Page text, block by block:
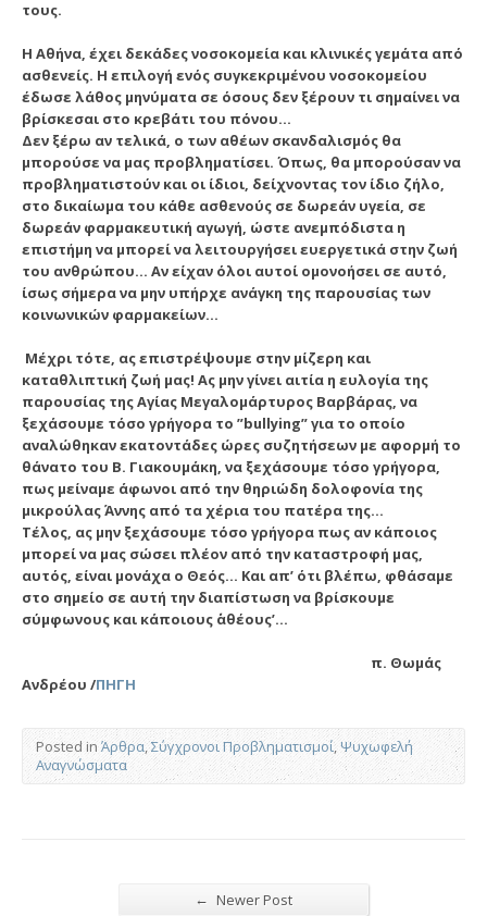
τους.
Η Αθήνα, έχει δεκάδες νοσοκομεία και κλινικές γεμάτα από
ασθενείς. Η επιλογή ενός συγκεκριμένου νοσοκομείου
έδωσε λάθος μηνύματα σε όσους δεν ξέρουν τι σημαίνει να
βρίσκεσαι στο κρεβάτι του πόνου…
Δεν ξέρω αν τελικά, ο των αθέων σκανδαλισμός θα
μπορούσε να μας προβληματίσει. Όπως, θα μπορούσαν να
προβληματιστούν και οι ίδιοι, δείχνοντας τον ίδιο ζήλο,
στο δικαίωμα του κάθε ασθενούς σε δωρεάν υγεία, σε
δωρεάν φαρμακευτική αγωγή, ώστε ανεμπόδιστα η
επιστήμη να μπορεί να λειτουργήσει ευεργετικά στην ζωή
του ανθρώπου… Αν είχαν όλοι αυτοί ομονοήσει σε αυτό,
ίσως σήμερα να μην υπήρχε ανάγκη της παρουσίας των
κοινωνικών φαρμακείων…
Μέχρι τότε, ας επιστρέψουμε στην μίζερη και
καταθλιπτική ζωή μας! Ας μην γίνει αιτία η ευλογία της
παρουσίας της Αγίας Μεγαλομάρτυρος Βαρβάρας, να
ξεχάσουμε τόσο γρήγορα το ”bullying” για το οποίο
αναλώθηκαν εκατοντάδες ώρες συζητήσεων με αφορμή το
θάνατο του Β. Γιακουμάκη, να ξεχάσουμε τόσο γρήγορα,
πως μείναμε άφωνοι από την θηριώδη δολοφονία της
μικρούλας Άννης από τα χέρια του πατέρα της…
Τέλος, ας μην ξεχάσουμε τόσο γρήγορα πως αν κάποιος
μπορεί να μας σώσει πλέον από την καταστροφή μας,
αυτός, είναι μονάχα ο Θεός… Και απ’ ότι βλέπω, φθάσαμε
στο σημείο σε αυτή την διαπίστωση να βρίσκουμε
σύμφωνους και κάποιους ΄΄αθέους’…
π. Θωμάς
Ανδρέου /ΠΗΓΗ
Posted in Άρθρα,Σύγχρονοι Προβληματισμοί,Ψυχωφελή
Αναγνώσματα
← Newer Post